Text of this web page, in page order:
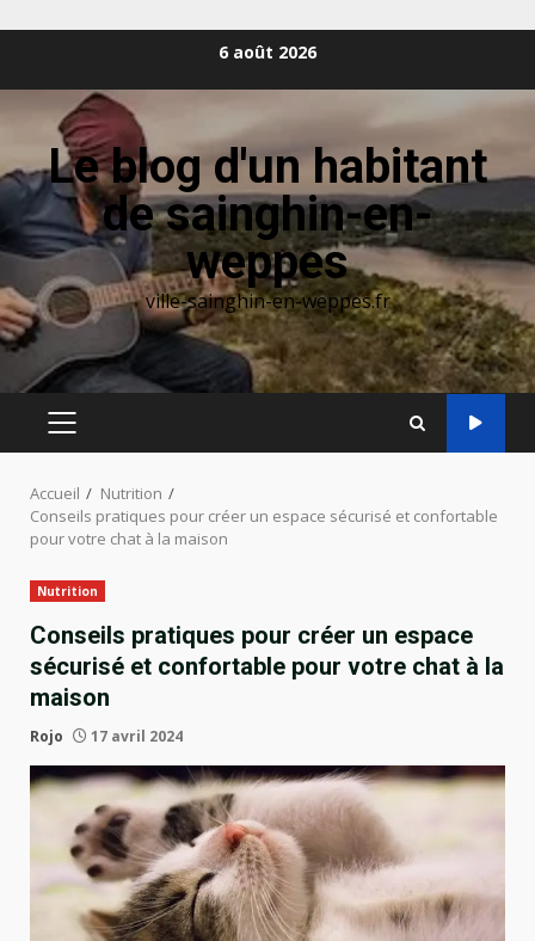
6 août 2026
Le blog d'un habitant
de sainghin-en-
weppes
ville-sainghin-en-weppes.fr
MENU
Accueil
Nutrition
Conseils pratiques pour créer un espace sécurisé et confortable
pour votre chat à la maison
Nutrition
Conseils pratiques pour créer un espace
sécurisé et confortable pour votre chat à la
maison
Rojo 17 avril 2024